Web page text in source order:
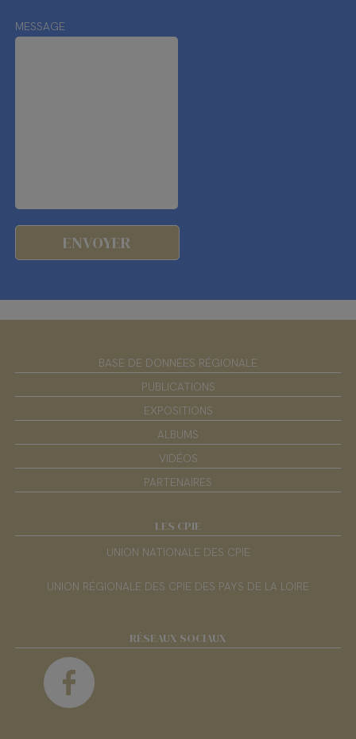
MESSAGE
BASE DE DONNÉES RÉGIONALE
PUBLICATIONS
EXPOSITIONS
ALBUMS
VIDÉOS
PARTENAIRES
LES CPIE
UNION NATIONALE DES CPIE
UNION RÉGIONALE DES CPIE DES PAYS DE LA LOIRE
RÉSEAUX SOCIAUX